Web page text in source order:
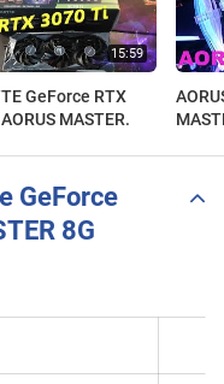
GeForce RTX
MASTER.
MASTER
GeForce
8G